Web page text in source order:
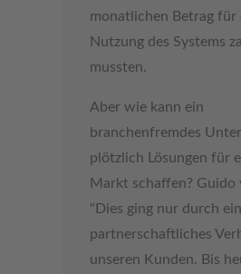
monatlichen Betrag für
Nutzung des Systems
mussten.
Aber wie kann ein
branchenfremdes
plötzlich Lösungen für
Markt schaffen? Guido
"Dies ging nur durch ein
partnerschaftliches
unseren Kunden. Bis